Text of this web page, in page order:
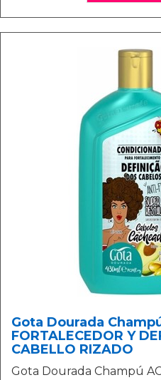
Gota Dourada
FORTALECEDOR Y
CABELLO RIZADO
Gota Dourada Champú